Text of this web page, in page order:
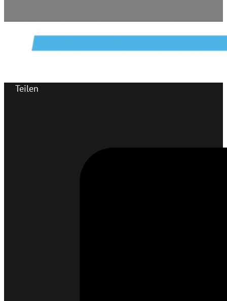
Teilen